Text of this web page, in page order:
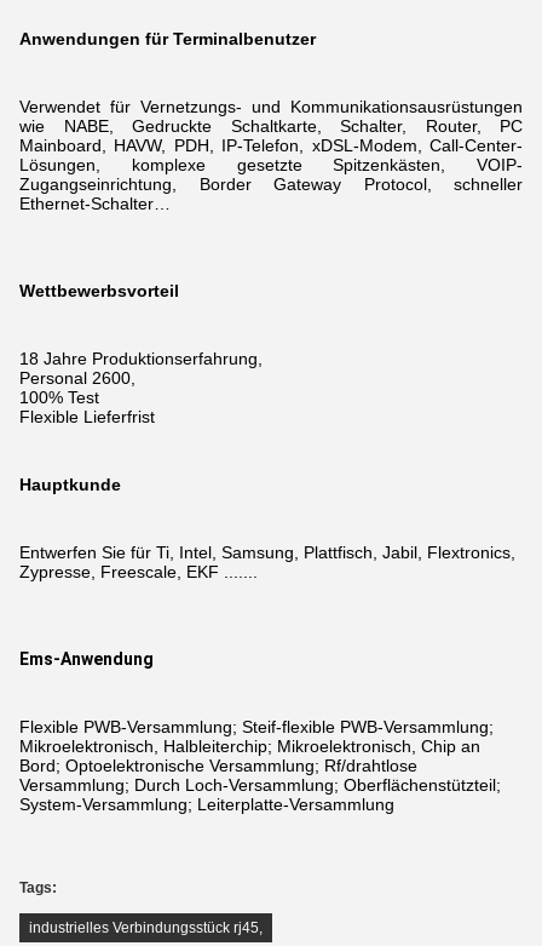
Anwendungen für Terminalbenutzer
Verwendet für Vernetzungs- und Kommunikationsausrüstungen
wie NABE, Gedruckte Schaltkarte, Schalter, Router, PC
Mainboard, HAVW, PDH, IP-Telefon, xDSL-Modem,
Call-Center-
Lösungen, komplexe gesetzte Spitzenkästen, VOIP-
Zugangseinrichtung, Border Gateway Protocol, schneller
Ethernet-Schalter…
Wettbewerbsvorteil
18 Jahre Produktionserfahrung,
Personal 2600,
100% Test
Flexible Lieferfrist
Hauptkunde
Entwerfen Sie für Ti, Intel, Samsung, Plattfisch, Jabil, Flextronics,
Zypresse, Freescale, EKF .......
Ems-Anwendung
Flexible PWB-Versammlung; Steif-flexible PWB-Versammlung;
Mikroelektronisch, Halbleiterchip; Mikroelektronisch, Chip an
Bord; Optoelektronische Versammlung; Rf/drahtlose
Versammlung; Durch Loch-Versammlung; Oberflächenstützteil;
System-Versammlung; Leiterplatte-Versammlung
Tags:
industrielles Verbindungsstück rj45,